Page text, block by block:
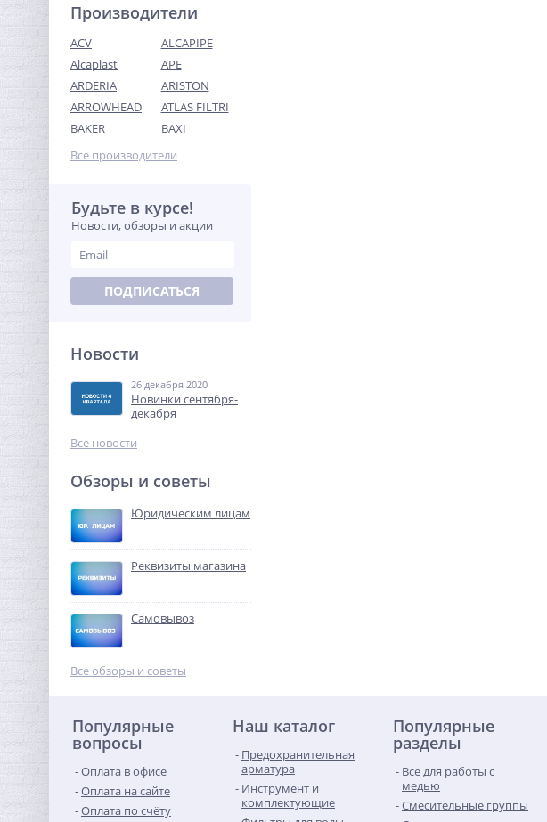
Предохранительный
клапан 3/4х1 ROMMER для
систем водоснабжения 8
451,84
Датчик контроля воды
868.2 Neptun Smart
беспроводной
5 732,48
Датчик контроля воды
SW005-2,0 Neptun
проводной (2м)
4 856,00 руб.
-68%
Производители
ACV
ALCAPIPE
Alcaplast
APE
ARDERIA
ARISTON
ARROWHEAD
ATLAS FILTRI
BAKER
BAXI
Все производители
Будьте в курсе!
Новости, обзоры и акции
ПОДПИСАТЬСЯ
Новости
26 декабря 2020
Новинки сентября-
декабря
Все новости
Обзоры и советы
Юридическим лицам
Реквизиты магазина
Самовывоз
Все обзоры и советы
Популярные
вопросы
Оплата в офисе
Оплата на сайте
Оплата по счёту
Наш каталог
Предохранительная
арматура
Инструмент и
комплектующие
Популярные
разделы
Все для работы с
медью
Смесительные группы